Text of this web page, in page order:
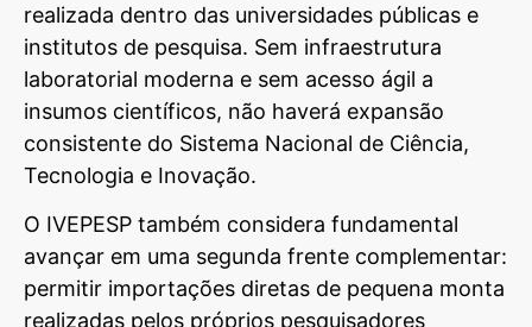
realizada dentro das universidades públicas e
institutos de pesquisa. Sem infraestrutura
laboratorial moderna e sem acesso ágil a
insumos científicos, não haverá expansão
consistente do Sistema Nacional de Ciência,
Tecnologia e Inovação.
O IVEPESP também considera fundamental
avançar em uma segunda frente complementar:
permitir importações diretas de pequena monta
realizadas pelos próprios pesquisadores